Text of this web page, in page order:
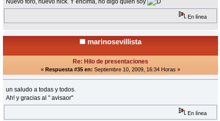
Nuevo foro, nuevo nick. Y encima, no digo quien soy
En línea
marinosevillista
Re: Hilo de presentaciones
« Respuesta #35 en: Septiembre 10, 2009, 16:34 Horas »
un saludo a todas y todos.
Ah! y gracias al " avisaor"
En línea